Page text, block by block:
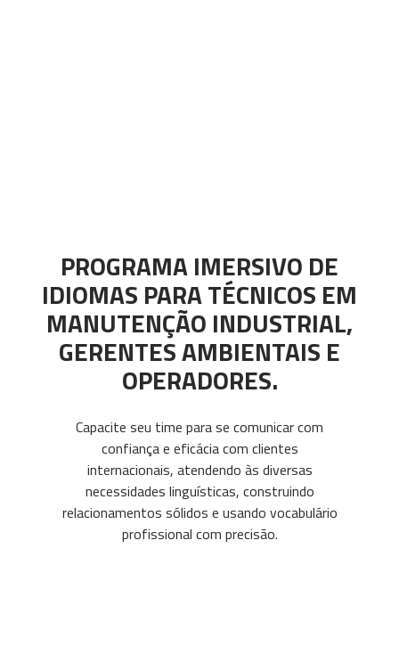
PROGRAMA IMERSIVO DE
IDIOMAS PARA TÉCNICOS EM
MANUTENÇÃO INDUSTRIAL,
GERENTES AMBIENTAIS E
OPERADORES.
Capacite seu time para se comunicar com
confiança e eficácia com clientes
internacionais, atendendo às diversas
necessidades linguísticas, construindo
relacionamentos sólidos e usando vocabulário
profissional com precisão.